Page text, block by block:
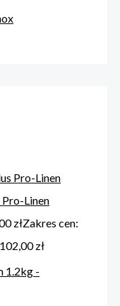
Pro-Linen
złZakres cen:
zł